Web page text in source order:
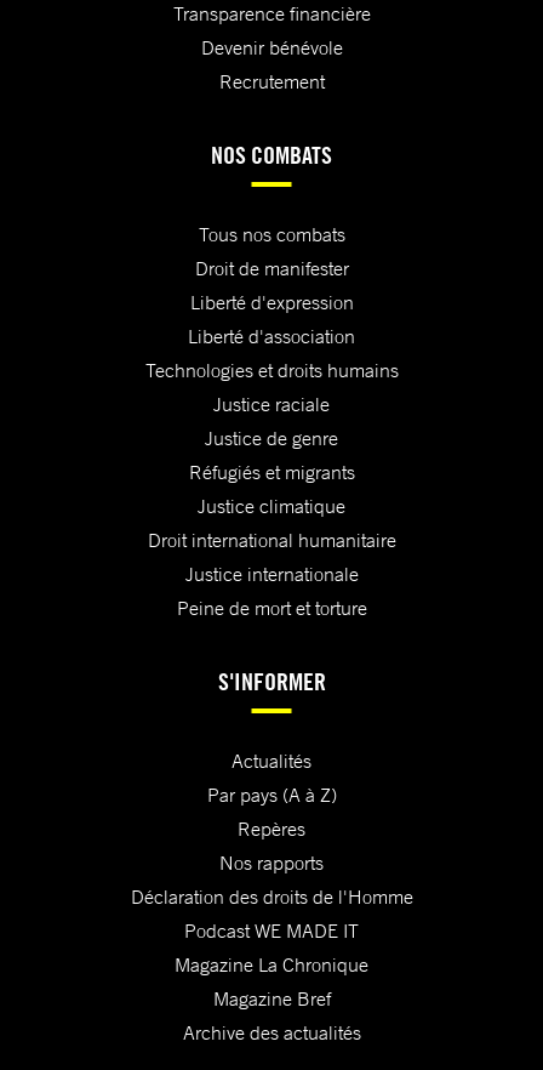
Transparence financière
Devenir bénévole
Recrutement
NOS COMBATS
Tous nos combats
Droit de manifester
Liberté d'expression
Liberté d'association
Technologies et droits humains
Justice raciale
Justice de genre
Réfugiés et migrants
Justice climatique
Droit international humanitaire
Justice internationale
Peine de mort et torture
S'INFORMER
Actualités
Par pays (A à Z)
Repères
Nos rapports
Déclaration des droits de l'Homme
Podcast WE MADE IT
Magazine La Chronique
Magazine Bref
Archive des actualités